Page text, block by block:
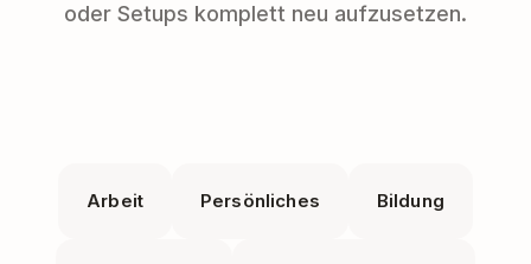
oder Setups komplett neu aufzusetzen.
Arbeit Persönliches Bildung